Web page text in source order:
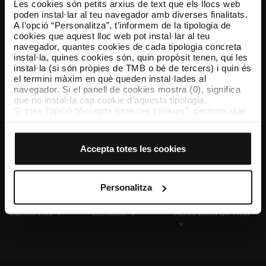
Les cookies són petits arxius de text que els llocs web
poden instal·lar al teu navegador amb diverses finalitats.
A l’opció “Personalitza”, t’informem de la tipologia de
cookies que aquest lloc web pot instal·lar al teu
navegador, quantes cookies de cada tipologia concreta
instal·la, quines cookies són, quin propòsit tenen, qui les
instal·la (si són pròpies de TMB o bé de tercers) i quin és
el termini màxim en què queden instal·lades al
navegador. Si el panell de cookies mostra (0), significa
que no instal·la cap cookie d’aquesta tipologia.
Si tries l’opció “Accepta totes les cookies”, permets que
El selector que es troba a la dreta de cada tipologia de
cookies d’aquella classe.
Un cop hagis marcat les teves preferències, has de fer
clic sobre “Selecciona i configura”. Així, s’instal·laran
només les cookies de la tipologia que hagis seleccionat
personalització, perquè permeten recordar les teves
opcions de navegació (com ara l’idioma) i milloren la teva
Accepta totes les cookies
Personalitza
TMB App
Descarrega’t TMB App i compra els teus bitllets
App Store Google Play
Coneix-nos Contacta Altres webs de TMB